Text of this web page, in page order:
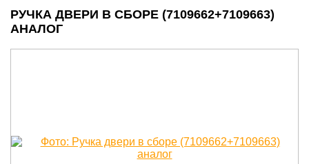
РУЧКА ДВЕРИ В СБОРЕ (7109662+7109663)
АНАЛОГ